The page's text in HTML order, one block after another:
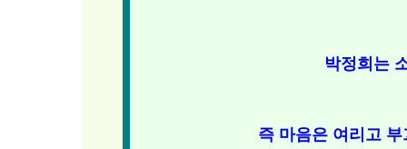
박정희는
즉 마음은 여리고